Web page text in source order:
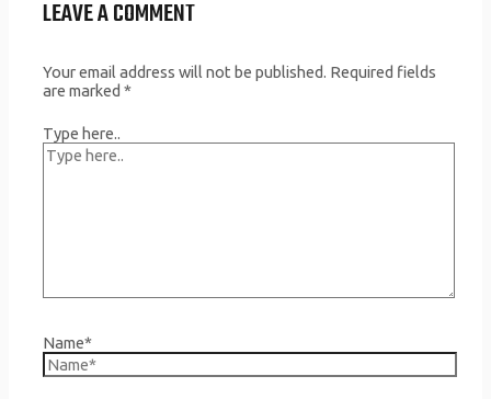
LEAVE A COMMENT
Your email address will not be published. Required fields
are marked*
Type here..
Name*